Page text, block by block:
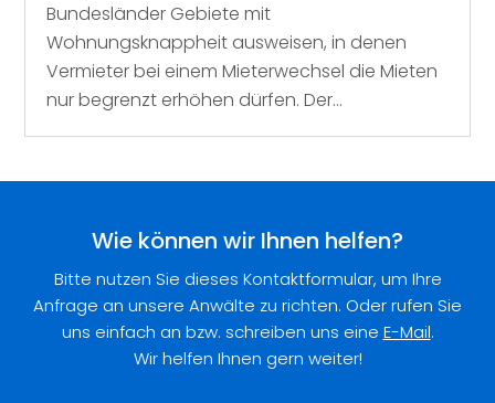
Bundesländer Gebiete mit
Wohnungsknappheit ausweisen, in denen
Vermieter bei einem Mieterwechsel die Mieten
nur begrenzt erhöhen dürfen. Der...
Wie können wir Ihnen helfen?
Bitte nutzen Sie dieses Kontaktformular, um Ihre
Anfrage an unsere Anwälte zu richten. Oder rufen Sie
uns einfach an bzw. schreiben uns eine E-Mail.
Wir helfen Ihnen gern weiter!